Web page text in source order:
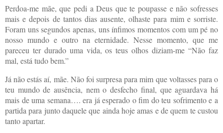
Perdoa-me mãe, que pedi a Deus que te poupasse e não sofresses
mais e depois de tantos dias ausente, olhaste para mim e sorriste.
Foram uns segundos apenas, uns ínfimos momentos com um pé no
nosso mundo e outro na eternidade. Nesse momento, que me
pareceu ter durado uma vida, os teus olhos diziam-me “Não faz
mal, está tudo bem.”
Já não estás aí, mãe. Não foi surpresa para mim que voltasses para o
teu mundo de ausência, nem o desfecho final, que aguardava há
mais de uma semana…. era já esperado o fim do teu sofrimento e a
partida para junto daquele que ainda hoje amas e de quem te custou
tanto apartar.